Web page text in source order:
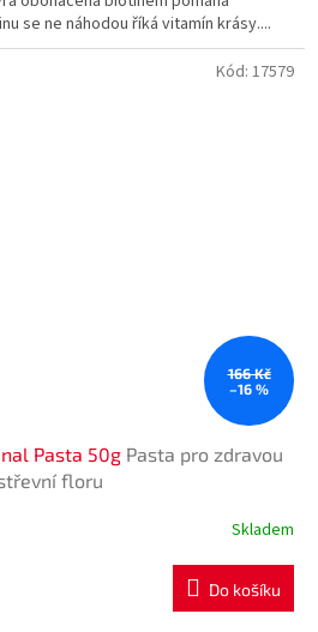
se ne náhodou říká vitamín krásy....
166 Kč
–16 %
Pasta 50g Pasta pro zdravou
floru
Skladem
Do košíku
Kód: 17579